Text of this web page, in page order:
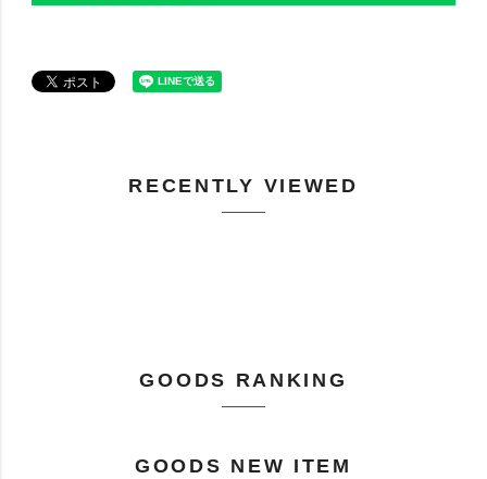
RECENTLY VIEWED
GOODS RANKING
GOODS NEW ITEM